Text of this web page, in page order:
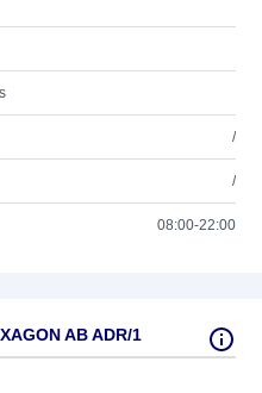
/
/
08:00-22:00
AB ADR/1